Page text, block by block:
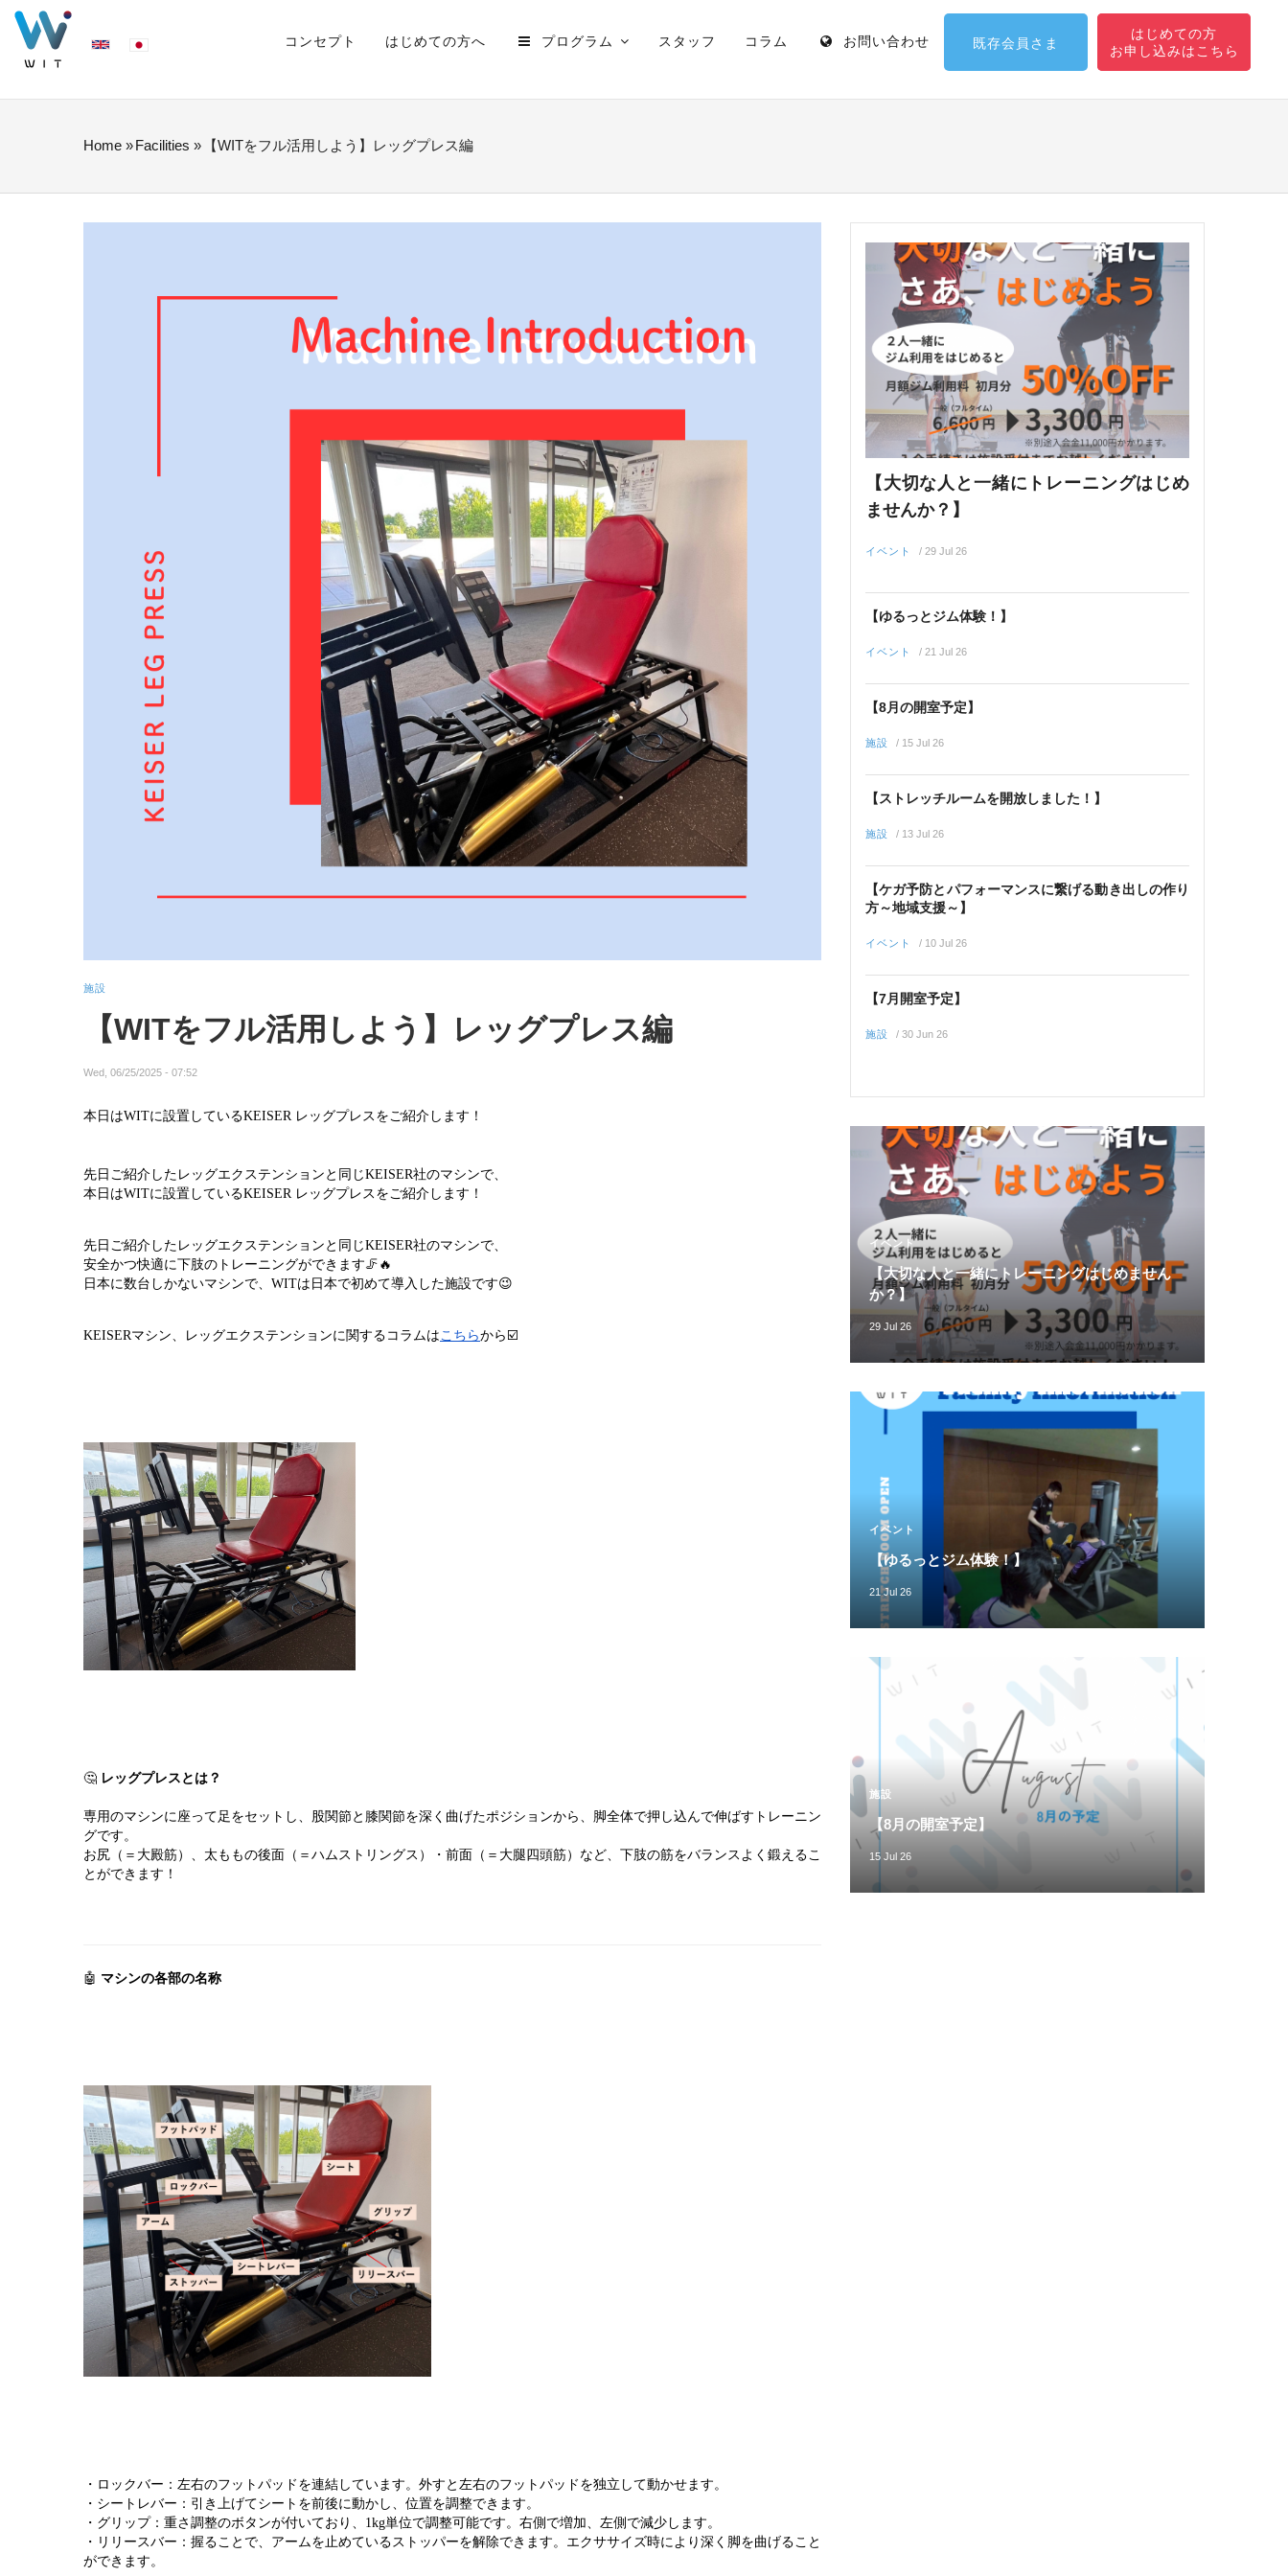
Skip
NAVIGATION
コンセプト はじめての方へ プログラム スタッフ コラム お問い合わせ 既存会員さま
はじめての方
BREADCRUMB
Home »Facilities » 【WITをフル活用しよう】レッグプレス編
施設
【WITをフル活用しよう】レッグプレス編
Wed, 06/25/2025 - 07:52
本日はWITに設置しているKEISER レッグプレスをご紹介します！
先日ご紹介したレッグエクステンションと同じKEISER社のマシンで、
本日はWITに設置しているKEISER レッグプレスをご紹介します！
先日ご紹介したレッグエクステンションと同じKEISER社のマシンで、
安全かつ快適に下肢のトレーニングができます🦵🔥
日本に数台しかないマシンで、WITは日本で初めて導入した施設です😉
KEISERマシン、レッグエクステンションに関するコラムはこちらから☑️
🤔 レッグプレスとは？
専用のマシンに座って足をセットし、股関節と膝関節を深く曲げたポジションから、脚全体で押し込んで伸ばすトレーニン
グです。
お尻（＝大殿筋）、太ももの後面（＝ハムストリングス）・前面（＝大腿四頭筋）など、下肢の筋をバランスよく鍛えるこ
とができます！
🤖 マシンの各部の名称
・ロックバー：左右のフットパッドを連結しています。外すと左右のフットパッドを独立して動かせます。
・シートレバー：引き上げてシートを前後に動かし、位置を調整できます。
・グリップ：重さ調整のボタンが付いており、1kg単位で調整可能です。右側で増加、左側で減少します。
・リリースバー：握ることで、アームを止めているストッパーを解除できます。エクササイズ時により深く脚を曲げること
ができます。
【大切な人と一緒にトレーニングはじめ
ませんか？】
イベント / 29 Jul 26
【ゆるっとジム体験！】
イベント / 21 Jul 26
【8月の開室予定】
施設 / 15 Jul 26
【ストレッチルームを開放しました！】
施設 / 13 Jul 26
【ケガ予防とパフォーマンスに繋げる動き出しの作り
方～地域支援～】
イベント / 10 Jul 26
【7月開室予定】
施設 / 30 Jun 26
イベント
【大切な人と一緒にトレーニングはじめません
か？】
29 Jul 26
イベント
【ゆるっとジム体験！】
21 Jul 26
施設
【8月の開室予定】
15 Jul 26